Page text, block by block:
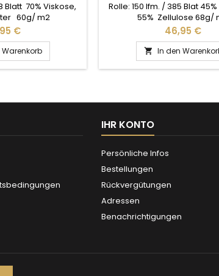
Blatt 70% Viskose,
60g/ m2
€
Rolle: 150 lfm. / 385 Blat
55% Zellulose 68g/
Preis
46,95 €
 In den
IHR KONTO
Persönliche Infos
Bestellungen
Rückvergütungen
Adressen
Benachrichtigungen